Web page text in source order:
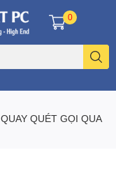
0
QUÉT GỌI QUA